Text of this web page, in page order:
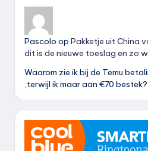
Pascolo op Pakketje uit China
dit is de nieuwe toeslag en zo
Waarom zie ik bij de Temu
,terwijl ik maar aan €70 bestek?